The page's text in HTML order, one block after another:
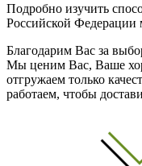
Подробно изучить
Российской
Благодарим Вас за
Мы ценим Вас, Ваше
отгружаем только
работаем, чтобы